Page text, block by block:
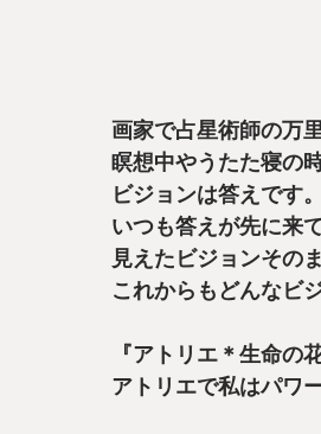
画家で占星術師の万里
瞑想中やうたた寝の
ビジョンは答えです。
いつも答えが先に来
見えたビジョンその
これからもどんなビ
『アトリエ＊生命の花
アトリエで私はパワ